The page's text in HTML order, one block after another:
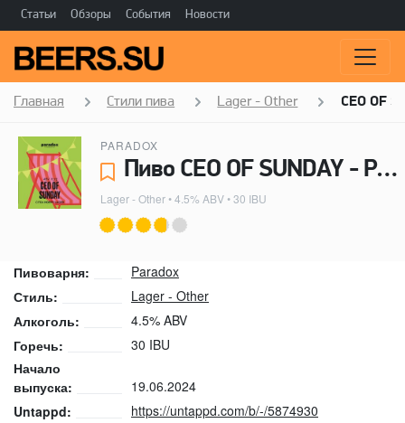
Статьи Обзоры События Новости
Главная Стили пива Lager - Other CEO OF
PARADOX
Пиво CEO OF SUNDAY - Paradox
Lager - Other• 4.5% ABV • 30 IBU
Пивоварня:
Paradox
Стиль:
Lager - Other
Алкоголь:
4.5% ABV
Горечь:
30 IBU
Начало
выпуска:
19.06.2024
Untappd:
https://untappd.com/b/-/5874930